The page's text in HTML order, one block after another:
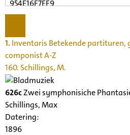
1.Inventaris Betekende partituren,
componist A-Z
160. Schillings, M.
626cZwei symphonisiche
Schillings, Max
Datering:
1896